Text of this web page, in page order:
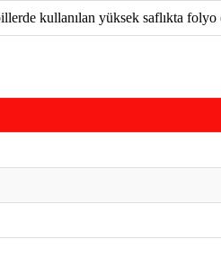
kullanılan yüksek saflıkta folyo